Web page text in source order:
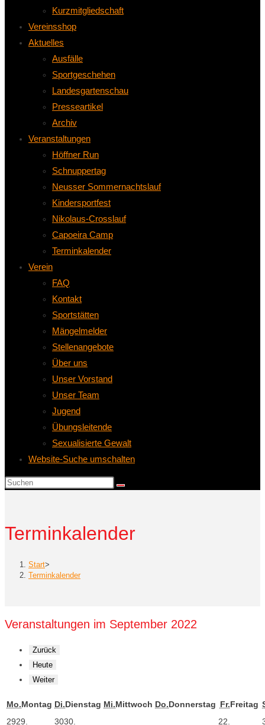
Kurzmitgliedschaft
Vereinsshop
Aktuelles
Ausfälle
Sportgeschehen
Landesgartenschau
Presseartikel
Archiv
Veranstaltungen
Höffner Run
Schnuppertag
Neusser Sommernachtslauf
Kindersportfest
Nikolaus-Crosslauf
Capoeira Camp
Terminkalender
Verein
FAQ
Kontakt
Sportstätten
Mängelmelder
Stellenangebote
Über uns
Unser Vorstand
Unser Team
Jugend
Übungsleitende
Sexualisierte Gewalt
Website-Suche umschalten
Terminkalender
Start>
Terminkalender
Veranstaltungen im September 2022
Zurück
Heute
Weiter
Mo.Montag Di.Dienstag Mi.Mittwoch Do.Donnerstag Fr.Freitag
2929. 3030. 22.